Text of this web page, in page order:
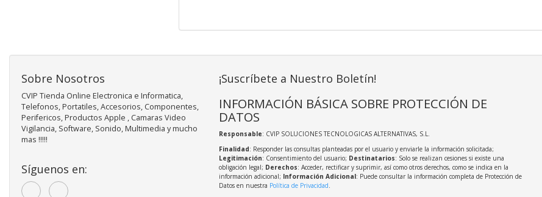
Sobre Nosotros
CVIP Tienda Online Electronica e Informatica,
Telefonos, Portatiles, Accesorios, Componentes,
Perifericos, Productos Apple , Camaras Video
Vigilancia, Software, Sonido, Multimedia y mucho
mas !!!!!
Síguenos en:
¡Suscríbete a Nuestro Boletín!
INFORMACIÓN BÁSICA SOBRE PROTECCIÓN DE
DATOS
Responsable: CVIP SOLUCIONES TECNOLOGICAS ALTERNATIVAS, S.L.
Finalidad: Responder las consultas planteadas por el usuario y enviarle la información solicitada;
Legitimación: Consentimiento del usuario; Destinatarios: Solo se realizan cesiones si existe una
obligación legal; Derechos: Acceder, rectificar y suprimir, así como otros derechos, como se indica en la
información adicional; Información Adicional: Puede consultar la información completa de Protección de
Datos en nuestra Política de Privacidad.